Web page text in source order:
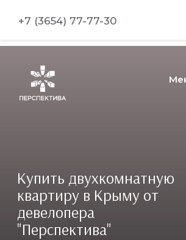
+7 (3654) 77-77-30
Купить двухкомнатную
квартиру в Крыму от
девелопера
"Перспектива"